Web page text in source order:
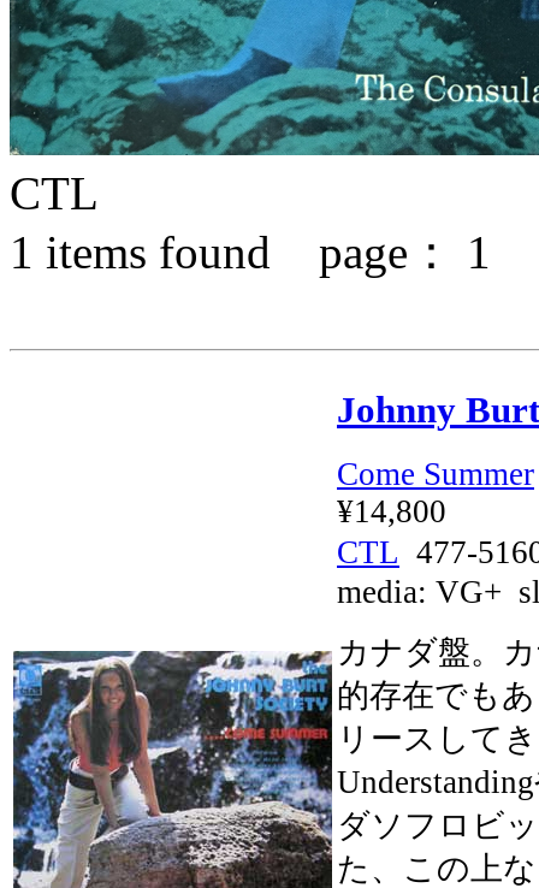
CTL
1 items found page： 1
Johnny
Come Summer
¥14,800
CTL 477-
media: VG+
カナダ盤。
的存在でも
リースして
ダソフロビ
た、この上